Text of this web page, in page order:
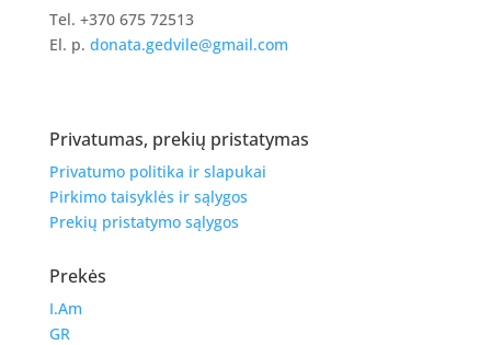
Tel. +370 675 72513
El. p. donata.gedvile@gmail.com
Privatumas, prekių pristatymas
Privatumo politika ir slapukai
Pirkimo taisyklės ir sąlygos
Prekių pristatymo sąlygos
Prekės
I.Am
GR